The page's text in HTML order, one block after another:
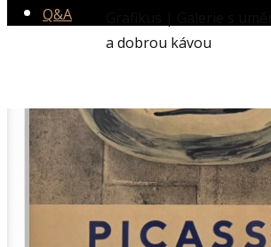
Q&A
a dobrou kávou